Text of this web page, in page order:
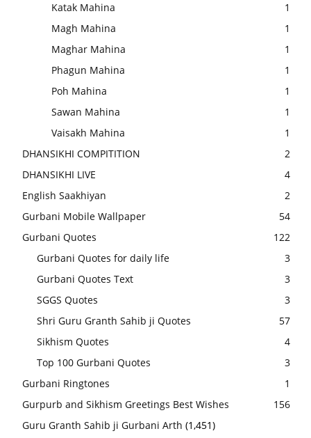
Katak Mahina
1
Magh Mahina
1
Maghar Mahina
1
Phagun Mahina
1
Poh Mahina
1
Sawan Mahina
1
Vaisakh Mahina
1
DHANSIKHI COMPITITION
2
DHANSIKHI LIVE
4
English Saakhiyan
2
Gurbani Mobile Wallpaper
54
Gurbani Quotes
122
Gurbani Quotes for daily life
3
Gurbani Quotes Text
3
SGGS Quotes
3
Shri Guru Granth Sahib ji Quotes
57
Sikhism Quotes
4
Top 100 Gurbani Quotes
3
Gurbani Ringtones
1
Gurpurb and Sikhism Greetings Best Wishes
156
Guru Granth Sahib ji Gurbani Arth (1,451)